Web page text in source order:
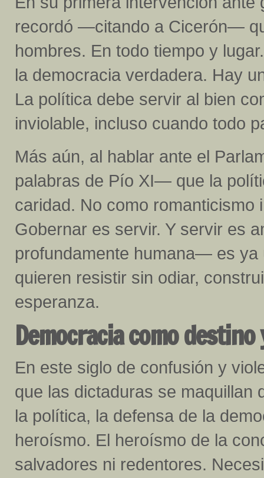
recordó —citando a Cicerón—
hombres. En todo tiempo y
la democracia verdadera. Hay
La política debe servir al bien
inviolable, incluso cuando todo
Más aún, al hablar ante el
palabras de Pío XI— que la
caridad. No como romanticismo
Gobernar es servir. Y servir es
profundamente humana— es ya
quieren resistir sin odiar,
esperanza.
Democracia como
En este siglo de confusión y
que las dictaduras se maquillan
la política, la defensa de la
heroísmo. El heroísmo de la
salvadores ni redentores.